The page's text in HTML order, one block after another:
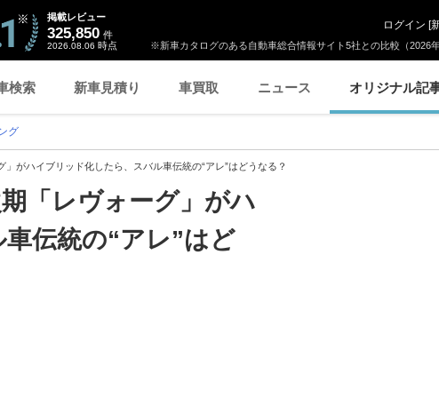
※新車カタログのある自動車総合情報サイト5社との比較（2026
掲載レビュー
325,850 件
2026.08.06 時点
ログイン [
検索 新車見積り 車買取 ニュース オリジナル記
グ
がハイブリッド化したら、スバル車伝統の“アレ”はどうなる？
「レヴォーグ」がハ
伝統の“アレ”はど